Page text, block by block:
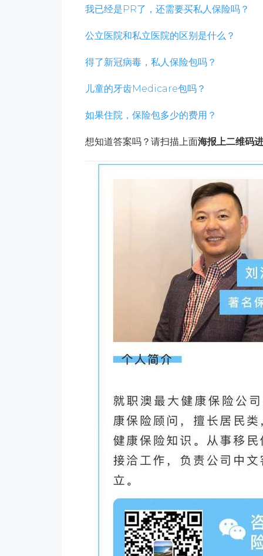
我已经是PR了，还需要买私人保险吗？
公立医院和私立医院的区别是什么？
得了新冠病毒，私人保险包吗？
儿童的牙齿Medicare包吗？
如果住院，保险包多少的费用？
想知道答案吗？请扫描上面海报上二维码